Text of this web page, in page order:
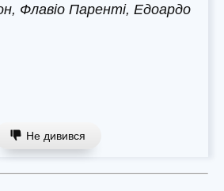
Флавіо Паренті, Едоардо
Не дивився